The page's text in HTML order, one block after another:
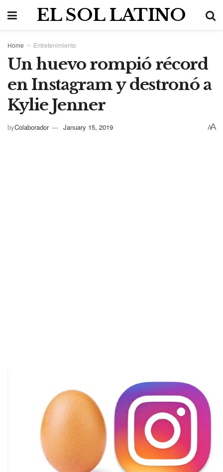
EL SOL LATINO
Home Entretenimiento
Un huevo rompió récord
en Instagram y destronó a
Kylie Jenner
byColaborador January 15, 2019 AA